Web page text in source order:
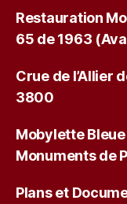
Restauration
65 de 1963
Crue de l’Allier
3800
Mobylette
Monuments de
Plans et